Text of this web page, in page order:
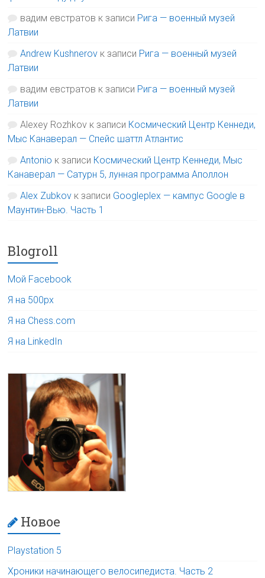
вадим евстратов к записи Рига — военный музей
Латвии
Andrew Kushnerov к записи Рига — военный музей
Латвии
вадим евстратов к записи Рига — военный музей
Латвии
Alexey Rozhkov к записи Космический Центр Кеннеди,
Мыс Канаверал — Спейс шаттл Атлантис
Antonio к записи Космический Центр Кеннеди, Мыс
Канаверал — Сатурн 5, лунная программа Аполлон
Alex Zubkov к записи Googleplex — кампус Google в
Маунтин-Вью. Часть 1
Blogroll
Мой Facebook
Я на 500px
Я на Chess.com
Я на LinkedIn
Новое
Playstation 5
Хроники начинающего велосипедиста. Часть 2